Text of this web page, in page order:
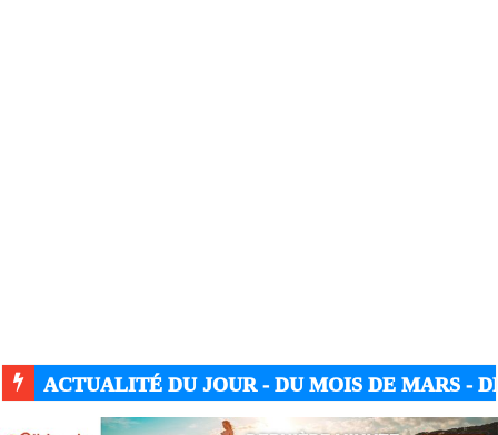
ACTUALITÉ DU JOUR - DU MOIS DE MARS -